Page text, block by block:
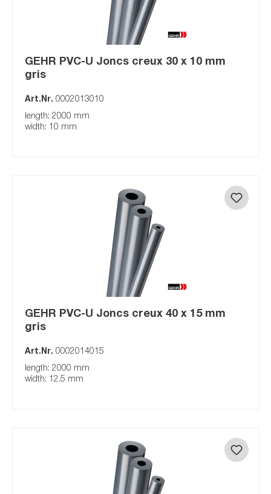
GEHR PVC-U Joncs creux 30 x 10 mm
gris
Art.Nr. 0002013010
length: 2000 mm
width: 10 mm
GEHR PVC-U Joncs creux 40 x 15 mm
gris
Art.Nr. 0002014015
length: 2000 mm
width: 12.5 mm